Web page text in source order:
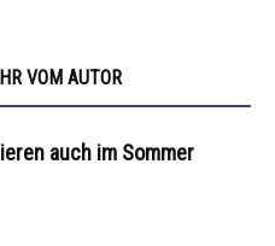
VOM AUTOR
auch im Sommer